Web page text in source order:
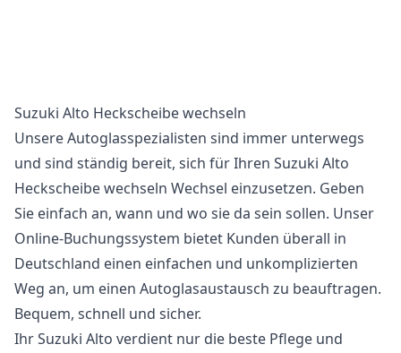
Suzuki Alto Heckscheibe wechseln
Unsere Autoglasspezialisten sind immer unterwegs
und sind ständig bereit, sich für Ihren Suzuki Alto
Heckscheibe wechseln Wechsel einzusetzen. Geben
Sie einfach an, wann und wo sie da sein sollen. Unser
Online-Buchungssystem bietet Kunden überall in
Deutschland einen einfachen und unkomplizierten
Weg an, um einen Autoglasaustausch zu beauftragen.
Bequem, schnell und sicher.
Ihr Suzuki Alto verdient nur die beste Pflege und